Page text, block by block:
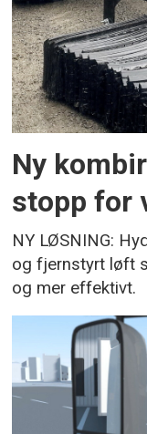
Ny
stopp for
NY LØSNING:
og fjernstyrt løft
og mer effektivt.